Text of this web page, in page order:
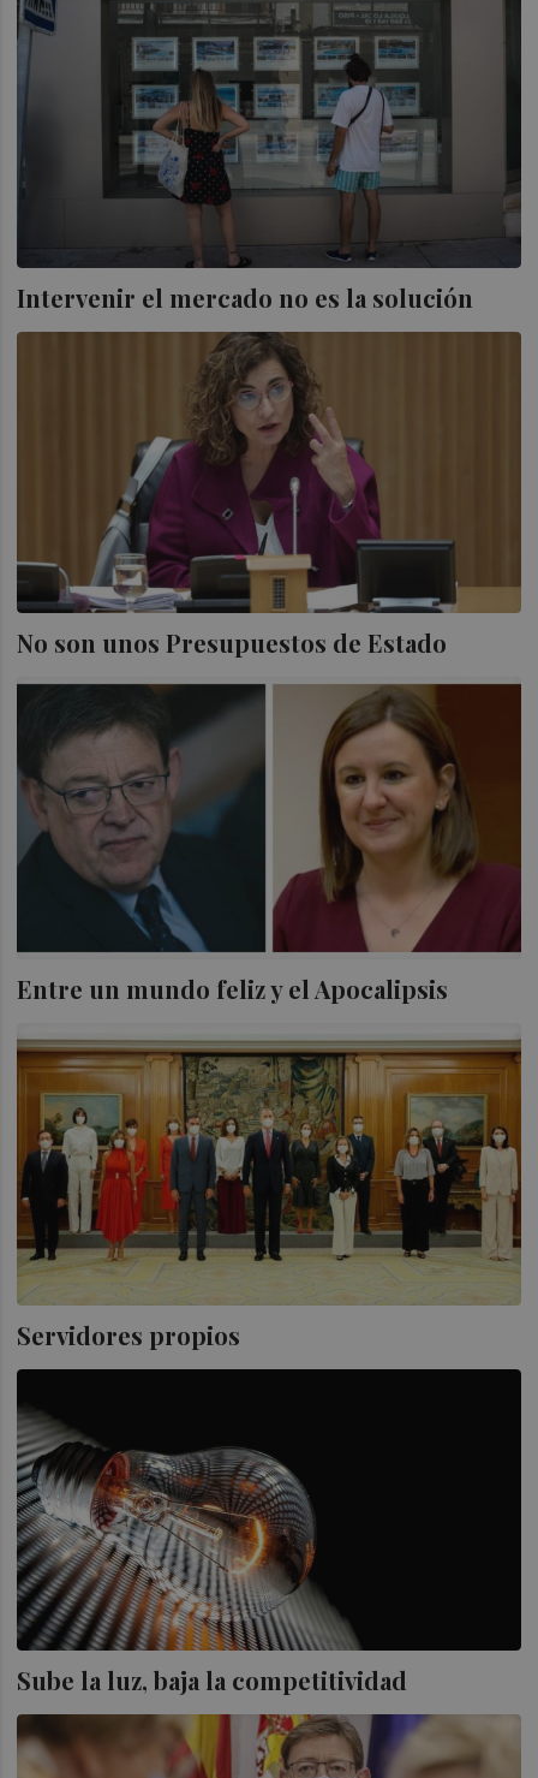
Intervenir el mercado no es la solución
No son unos Presupuestos de Estado
Entre un mundo feliz y el Apocalipsis
Servidores propios
Sube la luz, baja la competitividad